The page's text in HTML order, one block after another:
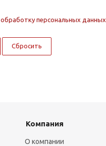
обработку персональных данных
Сбросить
Компания
О компании